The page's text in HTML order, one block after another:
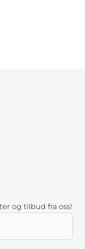
og tilbud fra oss!